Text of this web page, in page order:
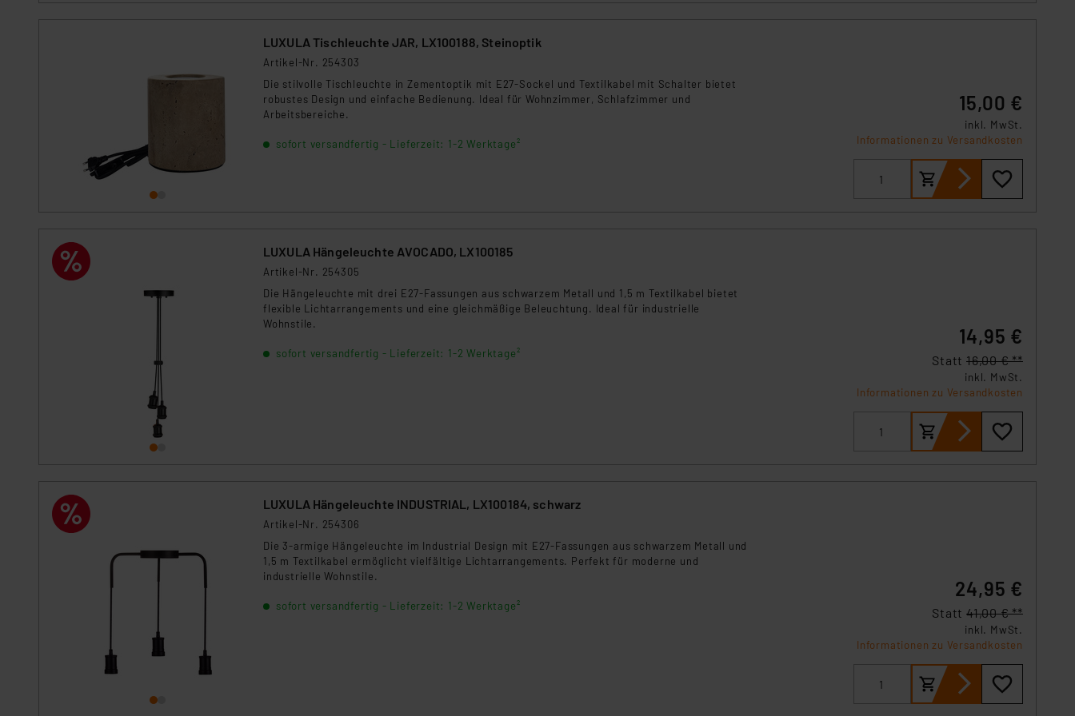
Daten in Überwachungsprogrammen verarbeiten, ohne dass hiergegen Klagemöglichkeiten für Europäer bestehen.
Unsere Kooperation mit diesen Dienstleistern stützt sich auf die Standarddatenschutzklauseln der Europäischen
Kommission sowie einer eigenen Beurteilung der mit der Datenübermittlung, insbesondere der Art der übermittelten
Daten, verbundenen Risiken.“
Impressum| Datenschutzerklärung
LUXULA Tischleuchte JAR, LX100188, Steinoptik
Artikel-Nr. 254303
Die stilvolle Tischleuchte in Zementoptik mit E27-Sockel und Textilkabel mit Schalter bietet
robustes Design und einfache Bedienung. Ideal für Wohnzimmer, Schlafzimmer und
Arbeitsbereiche.
sofort versandfertig - Lieferzeit: 1-2 Werktage²
15,00 €
inkl. MwSt.
Informationen zu Versandkosten
LUXULA Hängeleuchte AVOCADO, LX100185
Artikel-Nr. 254305
Die Hängeleuchte mit drei E27-Fassungen aus schwarzem Metall und 1,5 m Textilkabel bietet
flexible Lichtarrangements und eine gleichmäßige Beleuchtung. Ideal für industrielle
Wohnstile.
sofort versandfertig - Lieferzeit: 1-2 Werktage²
14,95 €
Statt 16,00 € **
inkl. MwSt.
Informationen zu Versandkosten
LUXULA Hängeleuchte INDUSTRIAL, LX100184, schwarz
Artikel-Nr. 254306
Die 3-armige Hängeleuchte im Industrial Design mit E27-Fassungen aus schwarzem Metall und
1,5 m Textilkabel ermöglicht vielfältige Lichtarrangements. Perfekt für moderne und
industrielle Wohnstile.
sofort versandfertig - Lieferzeit: 1-2 Werktage²
24,95 €
Statt 41,00 € **
inkl. MwSt.
Informationen zu Versandkosten